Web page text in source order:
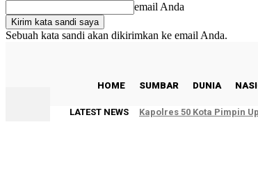
email Anda
Sebuah kata sandi akan dikirimkan ke email Anda.
HOME SUMBAR DUNIA
LATEST NEWS Kapolres 50 Kota Pimpin